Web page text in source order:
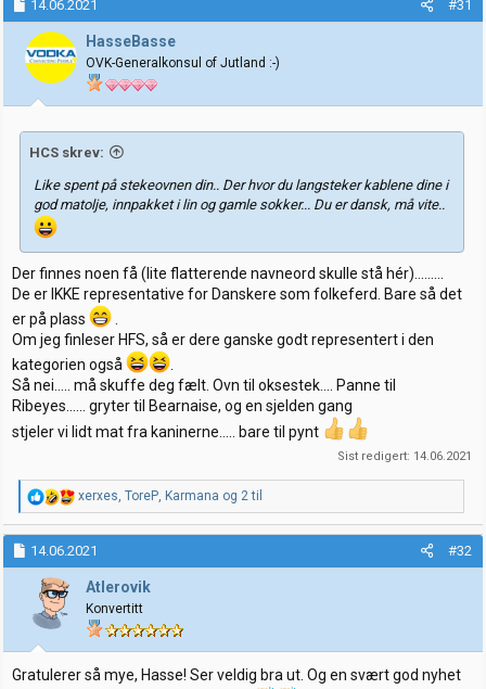
s
j
o
e
r
14.06.2021 #31
HasseBasse
OVK-Generalkonsul of Jutland :-)
HCS skrev:
Like spent på stekeovnen din.. Der hvor du langsteker kablene dine i
god matolje, innpakket i lin og gamle sokker... Du er dansk, må vite..
Der finnes noen få (lite flatterende navneord skulle stå hér).........
De er IKKE representative for Danskere som folkeferd. Bare så det
er på plass
.
Om jeg finleser HFS, så er dere ganske godt representert i den
kategorien også
Så nei..... må skuffe deg fælt. Ovn til oksestek.... Panne til
Ribeyes...... gryter til Bearnaise, og en sjelden gang
stjeler vi lidt mat fra kaninerne..... bare til pynt
Sist redigert: 14.06.2021
R
e
a
k
s
r
:
xerxes, ToreP, Karmana og 2 til
14.06.2021 #32
Atlerovik
Konvertitt
Gratulerer så mye, Hasse! Ser veldig bra ut. Og en svært god nyhet